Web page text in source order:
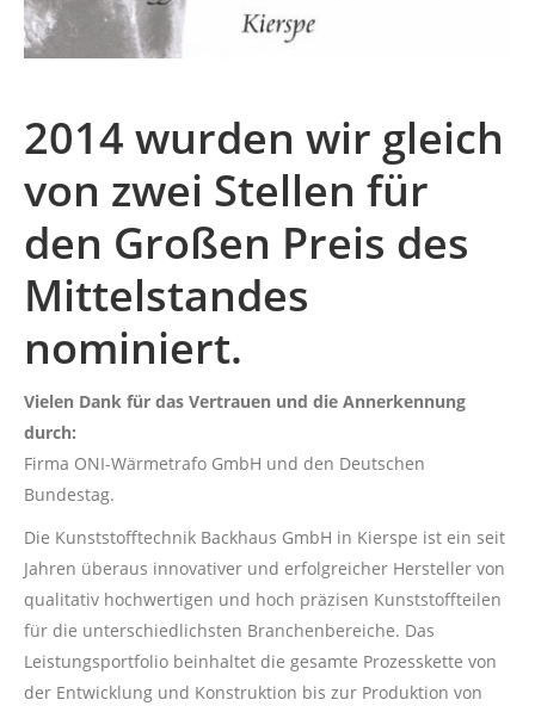
2014 wurden wir gleich
von zwei Stellen für
den Großen Preis des
Mittelstandes
nominiert.
Vielen Dank für das Vertrauen und die Annerkennung
durch:
Firma ONI-Wärmetrafo GmbH und den Deutschen
Bundestag.
Die Kunststofftechnik Backhaus GmbH in Kierspe ist ein seit
Jahren überaus innovativer und erfolgreicher Hersteller von
qualitativ hochwertigen und hoch präzisen Kunststoffteilen
für die unterschiedlichsten Branchenbereiche. Das
Leistungsportfolio beinhaltet die gesamte Prozesskette von
der Entwicklung und Konstruktion bis zur Produktion von